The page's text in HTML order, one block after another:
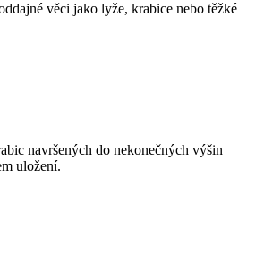
věci jako lyže, krabice nebo těžké
navršených do nekonečných výšin
uložení.